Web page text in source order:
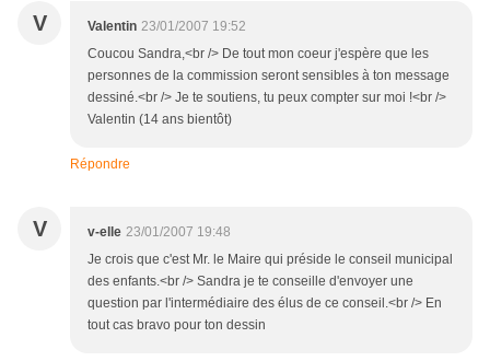
V Valentin 23/01/2007 19:52
Coucou Sandra,<br /> De tout mon coeur j'espère que les
personnes de la commission seront sensibles à ton message
dessiné.<br /> Je te soutiens, tu peux compter sur moi !<br />
Valentin (14 ans bientôt)
Répondre
V v-elle 23/01/2007 19:48
Je crois que c'est Mr. le Maire qui préside le conseil municipal
des enfants.<br /> Sandra je te conseille d'envoyer une
question par l'intermédiaire des élus de ce conseil.<br /> En
tout cas bravo pour ton dessin